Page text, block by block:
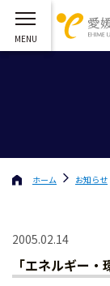
ホーム お知らせ
2005.02.14
「エネルギー